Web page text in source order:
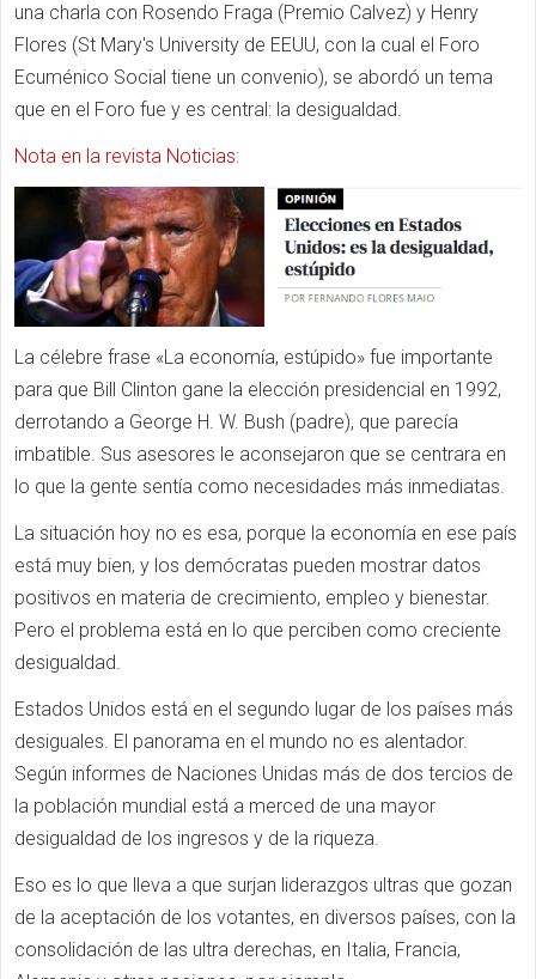
una charla con Rosendo Fraga (Premio Calvez) y Henry
Flores (St Mary's University de EEUU, con la cual el Foro
Ecuménico Social tiene un convenio), se abordó un tema
que en el Foro fue y es central: la desigualdad.
Nota en la revista Noticias:
La célebre frase «La economía, estúpido» fue importante
para que Bill Clinton gane la elección presidencial en 1992,
derrotando a George H. W. Bush (padre), que parecía
imbatible. Sus asesores le aconsejaron que se centrara en
lo que la gente sentía como necesidades más inmediatas.
La situación hoy no es esa, porque la economía en ese país
está muy bien, y los demócratas pueden mostrar datos
positivos en materia de crecimiento, empleo y bienestar.
Pero el problema está en lo que perciben como creciente
desigualdad.
Estados Unidos está en el segundo lugar de los países más
desiguales. El panorama en el mundo no es alentador.
Según informes de Naciones Unidas más de dos tercios de
la población mundial está a merced de una mayor
desigualdad de los ingresos y de la riqueza.
Eso es lo que lleva a que surjan liderazgos ultras que gozan
de la aceptación de los votantes, en diversos países, con la
consolidación de las ultra derechas, en Italia, Francia,